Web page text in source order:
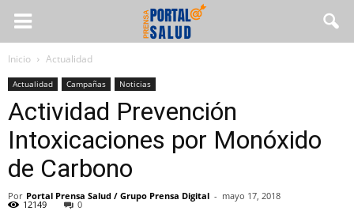
Inicio Actualidad
Actualidad Campañas Noticias
Actividad Prevención
Intoxicaciones por Monóxido
de Carbono
Por Portal Prensa Salud / Grupo Prensa Digital - mayo 17, 2018
12149 0